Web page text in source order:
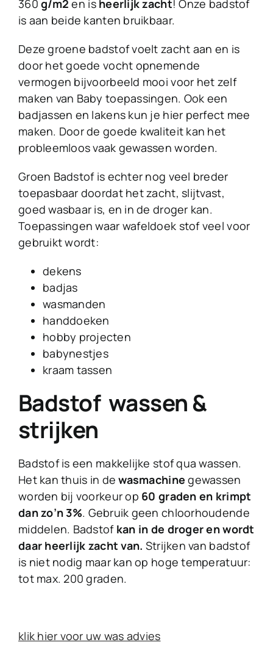
360 g/m2 en isheerlijk zacht! Onze badstof
is aan beide kanten bruikbaar.
Deze groene badstof voelt zacht aan en is
door het goede vocht opnemende
vermogen bijvoorbeeld mooi voor het zelf
maken van Baby toepassingen. Ook een
badjassen en lakens kun je hier perfect mee
maken. Door de goede kwaliteit kan het
probleemloos vaak gewassen worden.
Groen Badstof is echter nog veel breder
toepasbaar doordat het zacht, slijtvast,
goed wasbaar is, en in de droger kan.
Toepassingen waar wafeldoek stof veel voor
gebruikt wordt:
dekens
badjas
wasmanden
handdoeken
hobby projecten
babynestjes
kraam tassen
Badstof wassen &
strijken
Badstof is een makkelijke stof qua wassen.
Het kan thuis in dewasmachine gewassen
worden bij voorkeur op 60 graden en krimpt
dan zo’n 3%. Gebruik geen chloorhoudende
middelen. Badstofkan in de droger en wordt
daar heerlijk zacht van. Strijken van badstof
is niet nodig maar kan op hoge temperatuur:
tot max. 200 graden.
klik hier voor uw was advies